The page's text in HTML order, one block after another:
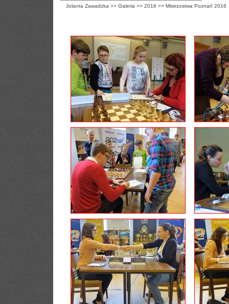
Jolanta Zawadzka >> Galeria >> 2016 >> Mistrzostwa Poznań 2016